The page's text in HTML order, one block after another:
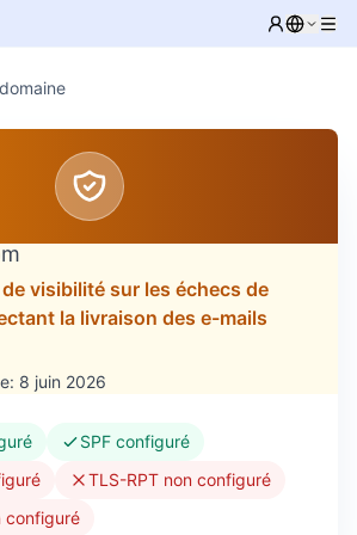
visibilité sur les échecs de
la livraison des e-mails
8 juin 2026
SPF configuré
TLS-RPT non configuré
configuré